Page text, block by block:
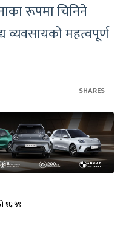
रूपमा चिनिने
व्यवसायको महत्वपूर्ण
SHARES
१६:५९